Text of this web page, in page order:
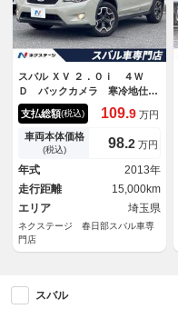
スバル ＸＶ ２．０ｉ ４Ｗ
Ｄ バックカメラ 寒冷地仕
様 禁煙車 ビルトインＥＴ
Ｃ 純正１８インチアルミ オ
ートライト デュアルエアコ
ン Ｂｌｕｅｔｏｏｔｈ Ｃ
Ｄ ＤＶＤ再生 フルセグ パ
ドルシフト
支払総額(税込) 109.9 万円
車両本体価格
(税込) 98.2 万円
年式
2013年
走行距離
15,000km
エリア
埼玉県
ネクステージ 春日部スバル車専
門店
スバル